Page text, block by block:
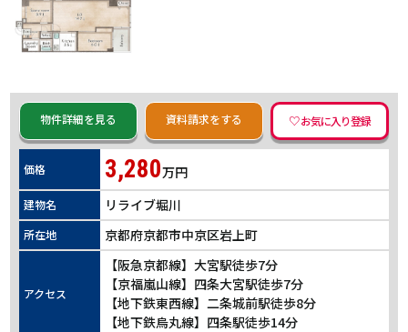
物件詳細を見る 資料請求をする
価格 3,280万円
建物名 リライブ堀川
所在地 京都府京都市中京区岩上町
アクセス
【阪急京都線】大宮駅徒歩7分
【京福嵐山線】四条大宮駅徒歩7分
【地下鉄東西線】二条城前駅徒歩8分
【地下鉄烏丸線】四条駅徒歩14分